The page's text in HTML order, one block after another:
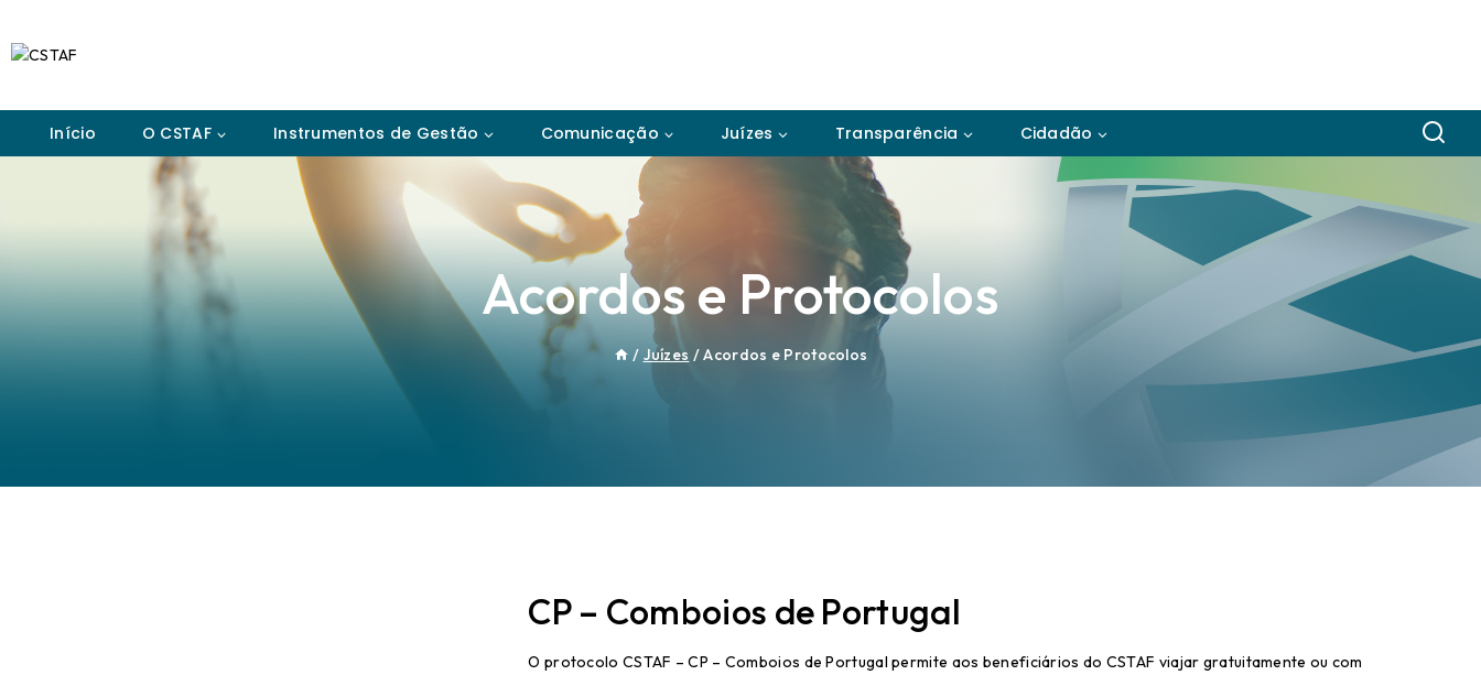
Início O CSTAF Instrumentos de Gestão Comunicação Juízes Transparência Cidadão
Acordos e Protocolos
/ Juízes /Acordos e Protocolos
CP – Comboios de Portugal
O protocolo CSTAF – CP – Comboios de Portugal permite aos beneficiários do CSTAF viajar gratuitamente ou com